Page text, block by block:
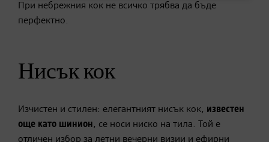
При небрежния кок не всичко трябва да бъде
перфектно.
Нисък кок
Изчистен и стилен: елегантният нисък кок, известен
още като шинион, се носи ниско на тила. Той е
отличен избор за летни вечерни визии и ефирни